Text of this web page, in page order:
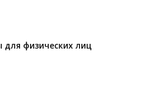
для физических лиц